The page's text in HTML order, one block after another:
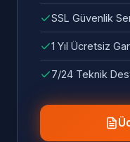
SSL Güvenlik
1 Yıl Ücretsiz
7/24 Teknik